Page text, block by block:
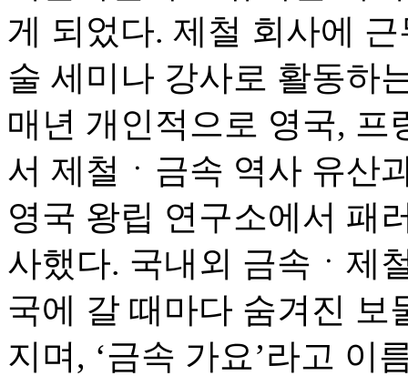
게 되었다. 제철 회사에
술 세미나 강사로 활동하
매년 개인적으로 영국, 프
서 제철ㆍ금속 역사 유산
영국 왕립 연구소에서 패
사했다. 국내외 금속ㆍ제
국에 갈 때마다 숨겨진 보
지며, ‘금속 가요’라고 이